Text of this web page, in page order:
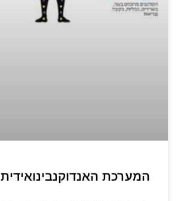
המערכת האנדוקנבינואידית